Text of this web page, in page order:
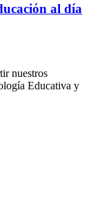
al día
nuestros
Educativa y